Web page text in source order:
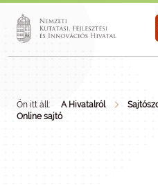
Ön itt áll: A Hivatalról
Online sajtó